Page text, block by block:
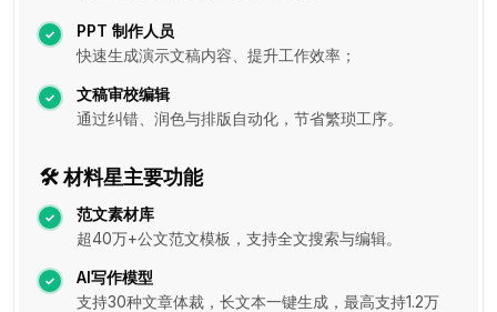
PPT 制作人员
快速生成演示文稿内容、提升工作效率；
文稿审校编辑
通过纠错、润色与排版自动化，节省繁琐工序。
🛠 材料星主要功能
范文素材库
超40万+公文范文模板，支持全文搜索与编辑。
AI写作模型
支持30种文章体裁，长文本一键生成，最高支持1.2万